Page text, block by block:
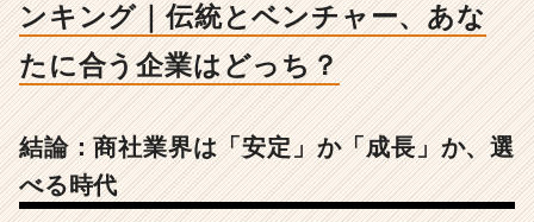
う
企
業
は
っ
ち？
選
ンキング｜伝統とベンチャー、あな
たに合う企業はどっち？
結論：商社業界は「安定」か「成長」か、選
べる時代